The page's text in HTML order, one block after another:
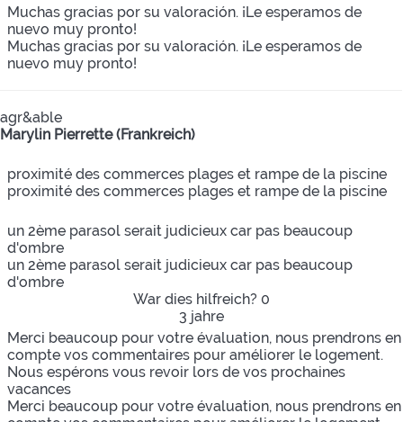
Muchas gracias por su valoración. ¡Le esperamos de
nuevo muy pronto!
Muchas gracias por su valoración. ¡Le esperamos de
nuevo muy pronto!
agr&able
Marylin Pierrette (Frankreich)
proximité des commerces plages et rampe de la piscine
proximité des commerces plages et rampe de la piscine
un 2ème parasol serait judicieux car pas beaucoup
d'ombre
un 2ème parasol serait judicieux car pas beaucoup
d'ombre
War dies hilfreich? 0
3 jahre
Merci beaucoup pour votre évaluation, nous prendrons en
compte vos commentaires pour améliorer le logement.
Nous espérons vous revoir lors de vos prochaines
vacances
Merci beaucoup pour votre évaluation, nous prendrons en